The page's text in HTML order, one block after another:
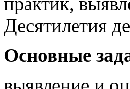
Десятилетия
Основные
выявление и